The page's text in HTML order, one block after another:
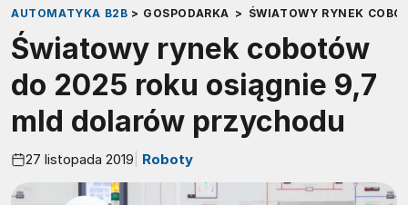
AUTOMATYKA B2B > GOSPODARKA > ŚWIATOWY RYNEK
Światowy rynek cobotów
do 2025 roku osiągnie 9,7
mld dolarów przychodu
27 listopada 2019 Roboty